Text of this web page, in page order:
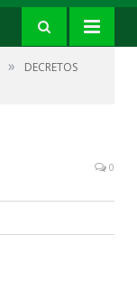
»
DECRETOS
0